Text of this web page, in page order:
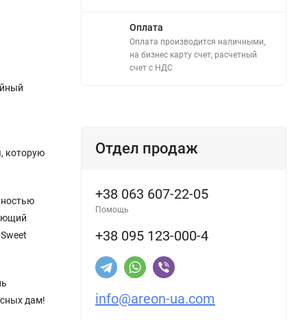
которую
дам!
Оплата
Оплата производится наличными,
на бизнес карту счет, расчетный
счет с НДС
Отдел продаж
+38 063 607-22-05
Помощь
+38 095 123-000-4
info@areon-ua.com